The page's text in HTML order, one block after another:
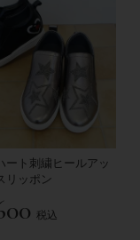
ート刺繍ヒールアッ
リッポン
税込